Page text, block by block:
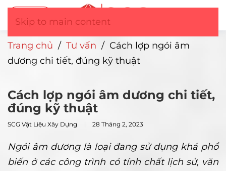
Skip to main content
Trang chủ / Tư vấn / Cách lợp ngói âm
dương chi tiết, đúng kỹ thuật
Cách lợp ngói âm dương chi tiết,
đúng kỹ thuật
SCG Vật Liệu Xây Dựng 28 Tháng 2, 2023
Ngói âm dương là loại đang sử dụng khá phổ
biến ở các công trình có tính chất lịch sử, văn